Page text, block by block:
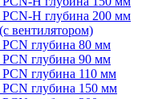
H глубина 200 мм
вентилятором)
глубина 80 мм
глубина 90 мм
глубина 110 мм
глубина 150 мм